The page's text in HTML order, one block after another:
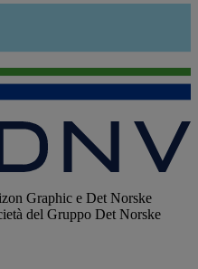
Graphic e Det Norske
del Gruppo Det Norske